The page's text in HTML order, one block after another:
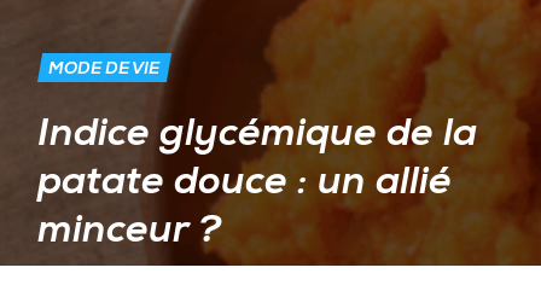
MODE DE VIE
Indice glycémique de la
patate douce : un allié
minceur ?